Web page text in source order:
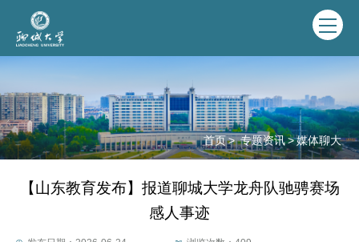
首页 > 专题资讯>媒体聊大
【山东教育发布】报道聊城大学龙舟队驰骋赛场
感人事迹